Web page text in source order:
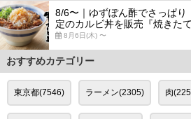
8/6〜｜ゆずぽん酢でさっぱり
定のカルビ丼を販売『焼きた
8月6日(木) 〜
おすすめカテゴリー
東京都(7546) ラーメン(2305) 肉